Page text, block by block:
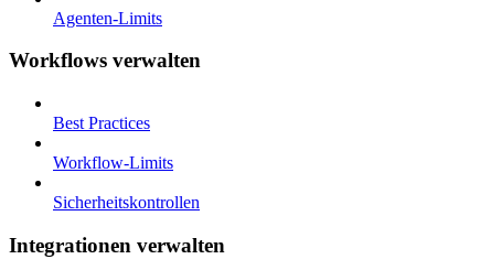
Agenten-Limits
Workflows verwalten
Best Practices
Workflow-Limits
Sicherheitskontrollen
Integrationen verwalten